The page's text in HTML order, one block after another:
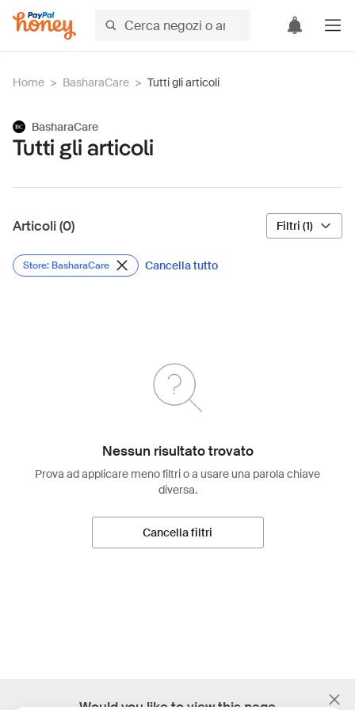
Home > BasharaCare > Tutti gli articoli
BasharaCare
Tutti gli articoli
Articoli (0) Filtri (1)
Store: BasharaCare Cancella tutto
Nessun risultato trovato
Prova ad applicare meno filtri o a usare una parola chiave
diversa.
Cancella filtri